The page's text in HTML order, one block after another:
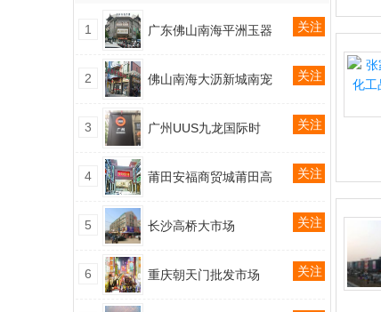
1 广东佛山南海平洲玉器 关注
2 佛山南海大沥新城南宠 关注
3 广州UUS九龙国际时 关注
4 莆田安福商贸城莆田高 关注
5 长沙高桥大市场 关注
6 重庆朝天门批发市场 关注